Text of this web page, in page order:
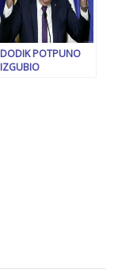
DODIK POTPUNO
IZGUBIO